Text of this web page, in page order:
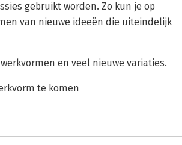
gebruikt worden. Zo kun je op
van nieuwe ideeën die uiteindelijk
en veel nieuwe variaties.
te komen